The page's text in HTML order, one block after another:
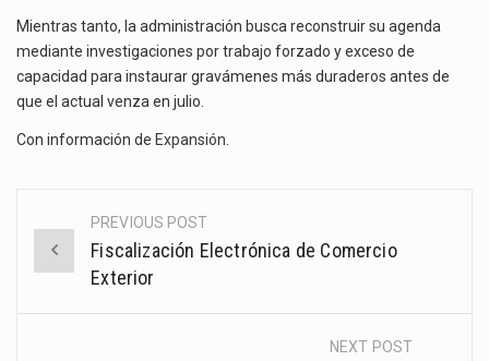
Mientras tanto, la administración busca reconstruir su agenda
mediante investigaciones por trabajo forzado y exceso de
capacidad para instaurar gravámenes más duraderos antes de
que el actual venza en julio.
Con información de Expansión.
Post
navigation
PREVIOUS POST
Fiscalización Electrónica de Comercio
Exterior
NEXT POST